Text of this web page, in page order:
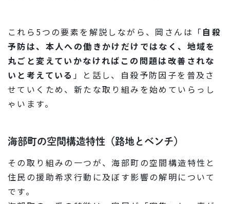
これら5つの要素を解説しながら、岡さんは「 自殺
予防は、本人への働きかけだけではなく、地域を
丸ごと変えていかなければこの問題は改善されな
いと考えている 」と話し、自殺予防因子を普及さ
せていくため、新たな取り組みを始めていらっし
ゃいます。
海部町の空間構造特性（路地とベンチ）
その取り組みの一つが、海部町の空間構造特性と
住民の援助希求行動に及ぼす影響の解明について
です。